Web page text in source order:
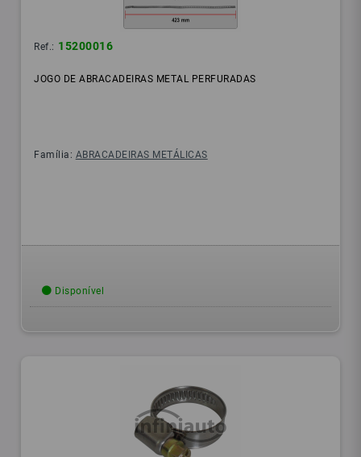
Ref.: 15200016
JOGO DE ABRACADEIRAS METAL PERFURADAS
Família: ABRACADEIRAS METÁLICAS
Disponível